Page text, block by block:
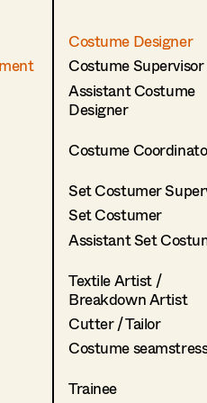
Costume Designer
Costume Supervisor
Assistant Costume
Designer
Costume
Set Costumer
Set Costumer
Assistant Set
Textile Artist /
Breakdown Artist
Cutter / Tailor
Costume
Trainee